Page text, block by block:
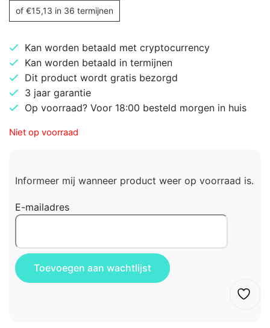
of €15,13 in 36 termijnen
Kan worden betaald met cryptocurrency
Kan worden betaald in termijnen
Dit product wordt gratis bezorgd
3 jaar garantie
Op voorraad? Voor 18:00 besteld morgen in huis
Niet op voorraad
Informeer mij wanneer product weer op voorraad is.
E-mailadres